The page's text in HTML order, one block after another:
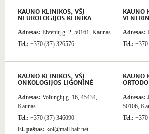
KAUNO KLINIKOS, VŠĮ
NEUROLOGIJOS KLINIKA
Adresas: Eivenių g. 2, 50161, Kaunas
Tel.: +370 (37) 326576
KAUNO
Adresas:
Tel.:
KAUNO KLINIKOS, VŠĮ
ONKOLOGIJOS LIGONINĖ
Adresas: Volungių g. 16, 45434,
Kaunas
Tel.: +370 (37) 346090
El. paštas: kol@mail.balt.net
KAUNO
Adresas:
50106,
Tel.: